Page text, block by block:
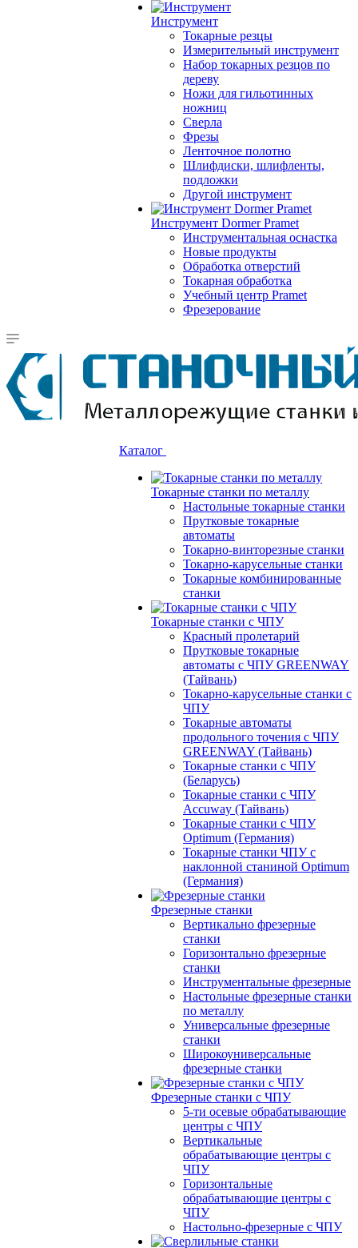
Инструмент
Токарные резцы
Измерительный инструмент
Набор токарных резцов по
дереву
Ножи для гильотинных
ножниц
Сверла
Фрезы
Ленточное полотно
Шлифдиски, шлифленты,
подложки
Другой инструмент
Инструмент Dormer Pramet
Инструментальная оснастка
Новые продукты
Обработка отверстий
Токарная обработка
Учебный центр Pramet
Фрезерование
Каталог
Токарные станки по металлу
Настольные токарные станки
Прутковые токарные
автоматы
Токарно-винторезные станки
Токарно-карусельные станки
Токарные комбинированные
станки
Токарные станки с ЧПУ
Красный пролетарий
Прутковые токарные
автоматы с ЧПУ GREENWAY
(Тайвань)
Токарно-карусельные станки с
ЧПУ
Токарные автоматы
продольного точения с ЧПУ
GREENWAY (Тайвань)
Токарные станки с ЧПУ
(Беларусь)
Токарные станки с ЧПУ
Accuway (Тайвань)
Токарные станки с ЧПУ
Optimum (Германия)
Токарные станки ЧПУ с
наклонной станиной Optimum
(Германия)
Фрезерные станки
Вертикально фрезерные
станки
Горизонтально фрезерные
станки
Инструментальные фрезерные
Настольные фрезерные станки
по металлу
Универсальные фрезерные
станки
Широкоуниверсальные
фрезерные станки
Фрезерные станки с ЧПУ
5-ти осевые обрабатывающие
центры с ЧПУ
Вертикальные
обрабатывающие центры с
ЧПУ
Горизонтальные
обрабатывающие центры с
ЧПУ
Настольно-фрезерные с ЧПУ